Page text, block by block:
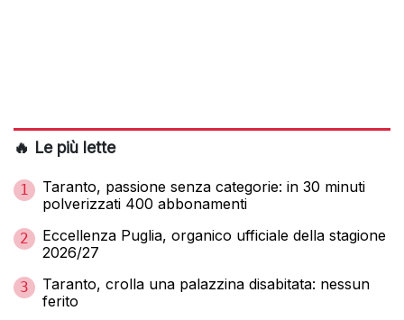
🔥 Le più lette
1
Taranto, passione senza categorie: in 30 minuti
polverizzati 400 abbonamenti
2
Eccellenza Puglia, organico ufficiale della stagione
2026/27
3
Taranto, crolla una palazzina disabitata: nessun
ferito